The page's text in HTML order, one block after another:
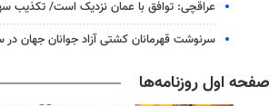
عراقچی: توافق با عمان نزدیک است/ تکذیب سهم ۱۱ درصدی ایران
سرنوشت قهرمانان کشتی آزاد جوانان جهان در سال
صفحه اول روزنامه‌ها